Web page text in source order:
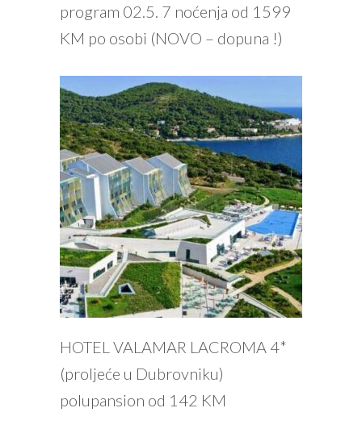
program 02.5. 7 noćenja od 1599
KM po osobi (NOVO – dopuna !)
HOTEL VALAMAR LACROMA 4*
(proljeće u Dubrovniku)
polupansion od 142 KM